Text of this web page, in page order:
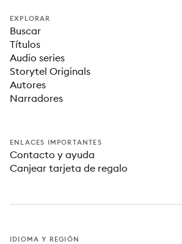
EXPLORAR
Buscar
Títulos
Audio series
Storytel Originals
Autores
Narradores
ENLACES IMPORTANTES
Contacto y ayuda
Canjear tarjeta de regalo
IDIOMA Y REGIÓN